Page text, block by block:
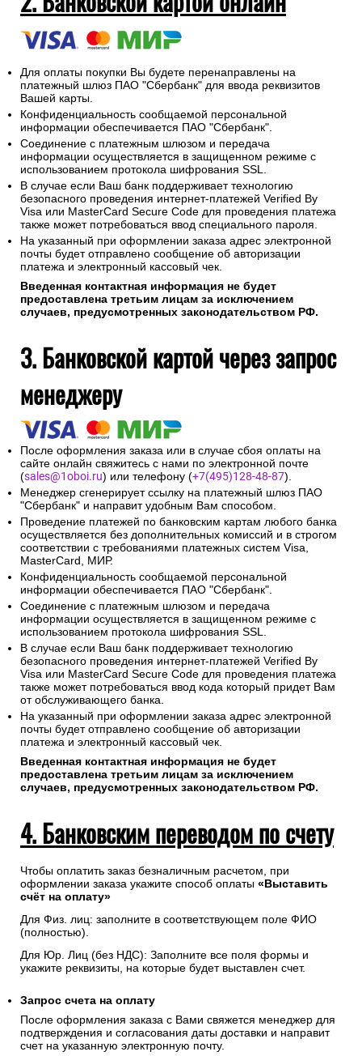
Для оплаты покупки Вы будете перенаправлены на
платежный шлюз ПАО "Сбербанк" для ввода реквизитов
Вашей карты.
Конфиденциальность сообщаемой персональной
информации обеспечивается ПАО "Сбербанк".
Соединение с платежным шлюзом и передача
информации осуществляется в защищенном режиме с
использованием протокола шифрования SSL.
В случае если Ваш банк поддерживает технологию
безопасного проведения интернет-платежей Verified By
Visa или MasterCard Secure Code для проведения платежа
также может потребоваться ввод специального пароля.
На указанный при оформлении заказа адрес электронной
почты будет отправлено сообщение об авторизации
платежа и электронный кассовый чек.
Введенная контактная информация не будет
предоставлена третьим лицам за исключением
случаев, предусмотренных законодательством РФ.
3. Банковской картой через запрос
менеджеру
После оформления заказа или в случае сбоя оплаты на
сайте онлайн свяжитесь с нами по электронной почте
(sales@1oboi.ru) или телефону (+7(495)128-48-87).
Менеджер сгенерирует ссылку на платежный шлюз ПАО
"Сбербанк" и направит удобным Вам способом.
Проведение платежей по банковским картам любого банка
осуществляется без дополнительных комиссий и в строгом
соответствии с требованиями платежных систем Visa,
MasterCard, МИР.
Конфиденциальность сообщаемой персональной
информации обеспечивается ПАО "Сбербанк".
Соединение с платежным шлюзом и передача
информации осуществляется в защищенном режиме с
использованием протокола шифрования SSL.
В случае если Ваш банк поддерживает технологию
безопасного проведения интернет-платежей Verified By
Visa или MasterCard Secure Code для проведения платежа
также может потребоваться ввод кода который придет Вам
от обслуживающего банка.
На указанный при оформлении заказа адрес электронной
почты будет отправлено сообщение об авторизации
платежа и электронный кассовый чек.
Введенная контактная информация не будет
предоставлена третьим лицам за исключением
случаев, предусмотренных законодательством РФ.
4. Банковским переводом по счету
Чтобы оплатить заказ безналичным расчетом, при
оформлении заказа укажите способ оплаты «Выставить
счёт на оплату»
Для Физ. лиц: заполните в соответствующем поле ФИО
(полностью).
Для Юр. Лиц (без НДС): Заполните все поля формы и
укажите реквизиты, на которые будет выставлен счет.
Запрос счета на оплату
После оформления заказа с Вами свяжется менеджер для
подтверждения и согласования даты доставки и направит
счет на указанную электронную почту.